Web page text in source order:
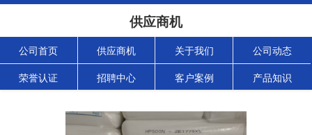
供应商机
公司首页 供应商机 关于我们 公司动态
荣誉认证 招聘中心 客户案例 产品知识